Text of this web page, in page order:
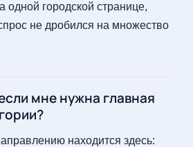
одной городской странице,
не дробился на множество
мне нужна главная
находится здесь: